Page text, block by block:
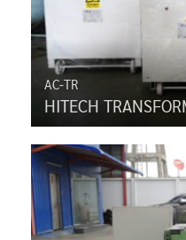
AC-TR
HITECH